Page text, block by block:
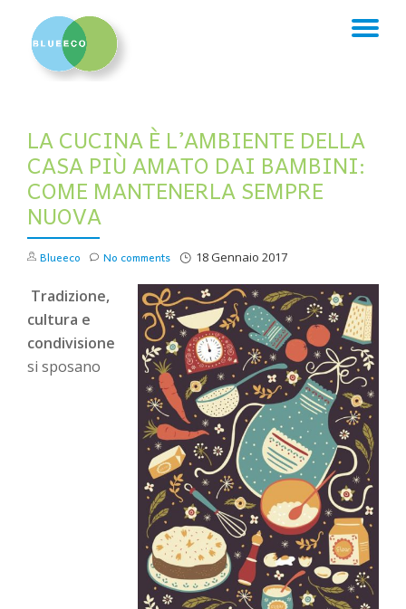
LA CUCINA È L’AMBIENTE DELLA
CASA PIÙ AMATO DAI BAMBINI:
COME MANTENERLA SEMPRE
NUOVA
Blueeco 18 Gennaio 2017
No comments
Tradizione,
cultura e
condivisione
si sposano